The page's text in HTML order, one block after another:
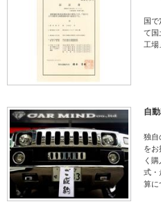
国
て国
工場
自
独自
をお
く
式・
算に